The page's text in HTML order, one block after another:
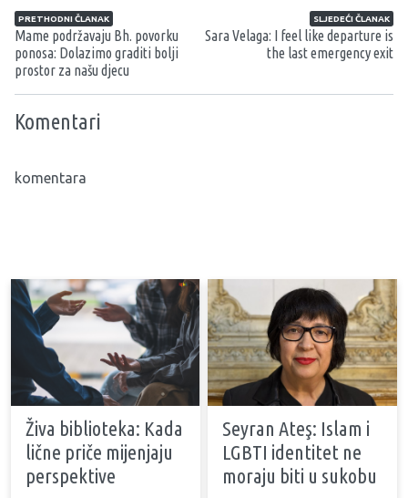
Navigacija članaka
PRETHODNI ČLANAK
Mame podržavaju Bh. povorku
ponosa: Dolazimo graditi bolji
prostor za našu djecu
SLJEDEĆI ČLANAK
Sara Velaga: I feel like departure is
the last emergency exit
Komentari
komentara
Živa biblioteka: Kada
lične priče mijenjaju
perspektive
Seyran Ateş: Islam i
LGBTI identitet ne
moraju biti u sukobu